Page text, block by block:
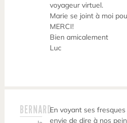
voyageur virtuel.
Marie se joint à moi
MERCI!
Bien amicalement
Luc
BERNARDEn voyant ses
envie de dire à nos